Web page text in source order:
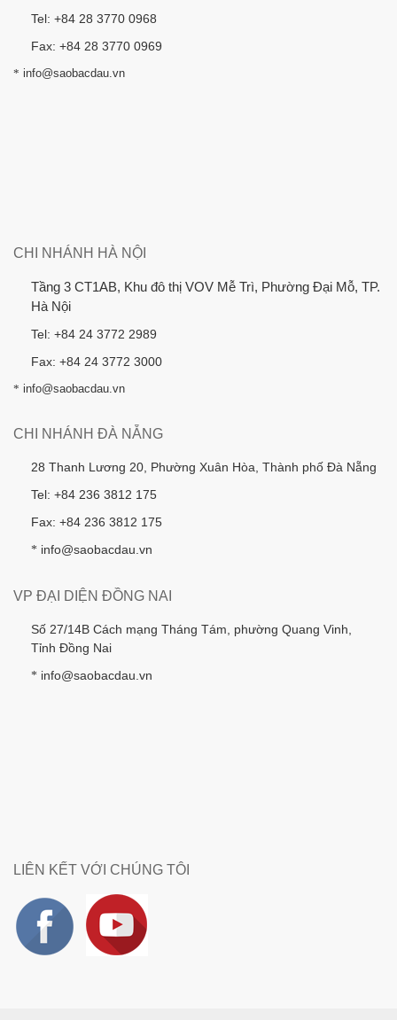
Tel: +84 28 3770 0968
Fax: +84 28 3770 0969
* info@saobacdau.vn
CHI NHÁNH HÀ NỘI
Tầng 3 CT1AB, Khu đô thị VOV Mễ Trì, Phường Đại Mỗ, TP.
Hà Nội
Tel: +84 24 3772 2989
Fax: +84 24 3772 3000
* info@saobacdau.vn
CHI NHÁNH ĐÀ NẴNG
28 Thanh Lương 20, Phường Xuân Hòa, Thành phố Đà Nẵng
Tel: +84 236 3812 175
Fax: +84 236 3812 175
* info@saobacdau.vn
VP ĐẠI DIỆN ĐỒNG NAI
Số 27/14B Cách mạng Tháng Tám, phường Quang Vinh,
Tỉnh Đồng Nai
* info@saobacdau.vn
LIÊN KẾT VỚI CHÚNG TÔI